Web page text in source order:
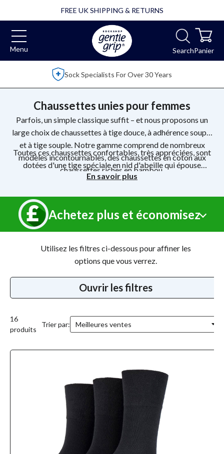
FREE UK SHIPPING & RETURNS
Menu SearchPanier
Over 2,500 5 Star Reviews
Chaussettes unies pour femmes
Parfois, un simple classique suffit – et nous proposons un
large choix de chaussettes à tige douce, à adhérence souple
et à tige souple. Notre gamme comprend de nombreux
modèles incontournables, des chaussettes en coton aux
chaussettes riches en bambou.
Toutes ces chaussettes confortables, très appréciées, sont
dotées d'une tige spéciale en nid d'abeille qui épouse
parfaitement les formes naturelles de votre jambe, pour un
En savoir plus
Achetez plus et économisez
packs et économisez
chaussettes Gentle Grip Comfort que vous achetez.
16
produits
Trier par:
Utilisez les filtres ci-dessous pour affiner les
options que vous verrez.
Ouvrir les filtres